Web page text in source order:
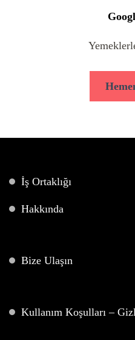
İş Ortaklığı
Hakkında
Bize Ulaşın
Kullanım Koşulları –